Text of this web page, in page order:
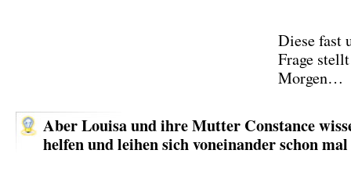
Diese fast
Frage
Morgen…
Aber Louisa und ihre Mutter Constance
helfen und leihen sich voneinander schon